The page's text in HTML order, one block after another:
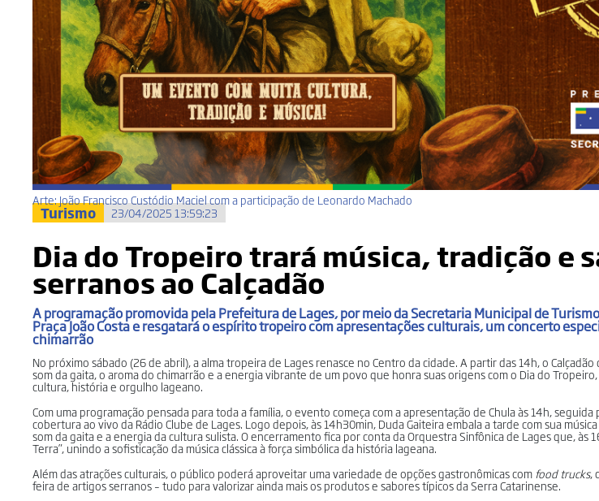
Arte: João Francisco Custódio Maciel com a participação de Leonardo Machado
Turismo 23/04/2025 13:59:23
Dia do Tropeiro trará música, tradição e
serranos ao Calçadão
A programação promovida pela Prefeitura de Lages, por meio da Secretaria Municipal de
Praça João Costa e resgatará o espírito tropeiro com apresentações culturais, um concerto
chimarrão
No próximo sábado (26 de abril), a alma tropeira de Lages renasce no Centro da cidade. A partir das 14h, o Calçadão
som da gaita, o aroma do chimarrão e a energia vibrante de um povo que honra suas origens com o Dia do
cultura, história e orgulho lageano.
Com uma programação pensada para toda a família, o evento começa com a apresentação de Chula às 14h,
cobertura ao vivo da Rádio Clube de Lages. Logo depois, às 14h30min, Duda Gaiteira embala a tarde com sua
som da gaita e a energia da cultura sulista. O encerramento fica por conta da Orquestra Sinfônica de Lages que, às
Terra”, unindo a sofisticação da música clássica à força simbólica da história lageana.
Além das atrações culturais, o público poderá aproveitar uma variedade de opções gastronômicas com food trucks,
feira de artigos serranos – tudo para valorizar ainda mais os produtos e sabores típicos da Serra Catarinense.